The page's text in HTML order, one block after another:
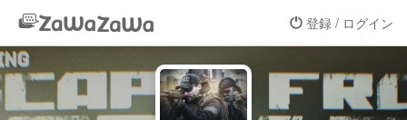
登録 / ログイン